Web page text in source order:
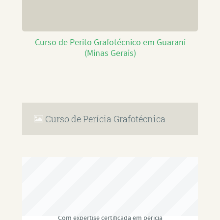
Curso de Perito Grafotécnico em Guarani
(Minas Gerais)
Curso de Perícia Grafotécnica
Com expertise certificada em perícia